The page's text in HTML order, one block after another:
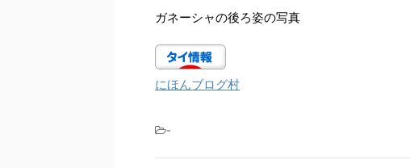
ガネーシャの後ろ姿の写真
にほんブログ村
-